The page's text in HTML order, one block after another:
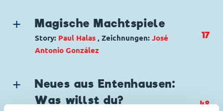
Magische Machtspiele
Story: Paul Halas , Zeichnungen:José
Antonio González
Charaktere:Das Schwarze Phantom , Goofy
Code: D 2004-281
17
Neues aus Entenhausen:
Was willst du?
48